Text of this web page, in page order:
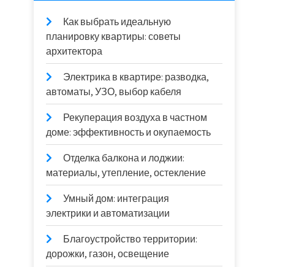
Как выбрать идеальную
планировку квартиры: советы
архитектора
Электрика в квартире: разводка,
автоматы, УЗО, выбор кабеля
Рекуперация воздуха в частном
доме: эффективность и окупаемость
Отделка балкона и лоджии:
материалы, утепление, остекление
Умный дом: интеграция
электрики и автоматизации
Благоустройство территории:
дорожки, газон, освещение